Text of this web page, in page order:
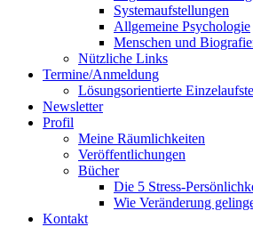
Systemaufstellungen
Allgemeine Psychologie
Menschen und
Nützliche Links
Termine/Anmeldung
Lösungsorientierte
Newsletter
Profil
Meine Räumlichkeiten
Veröffentlichungen
Bücher
Die 5 Stress-
Wie Veränderung
Kontakt